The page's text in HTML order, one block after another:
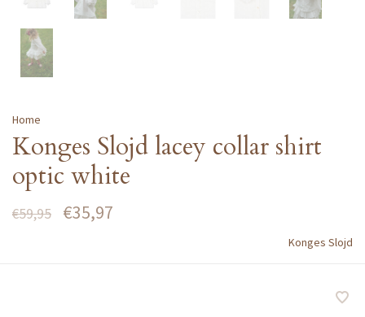
Home
Konges Slojd lacey collar shirt
optic white
€59,95 €35,97
Konges Slojd